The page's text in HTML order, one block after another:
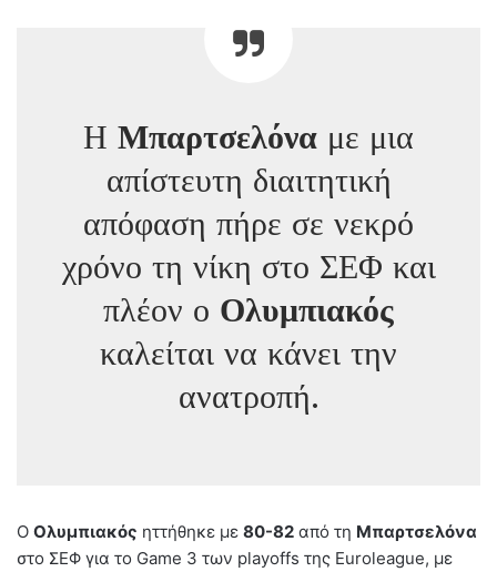
Η Μπαρτσελόνα με μια
απίστευτη διαιτητική
απόφαση πήρε σε νεκρό
χρόνο τη νίκη στο ΣΕΦ και
πλέον ο Ολυμπιακός
καλείται να κάνει την
ανατροπή.
Ο Ολυμπιακός ηττήθηκε με 80-82 από τη Μπαρτσελόνα
στο ΣΕΦ για το Game 3 των playoffs της Euroleague, με